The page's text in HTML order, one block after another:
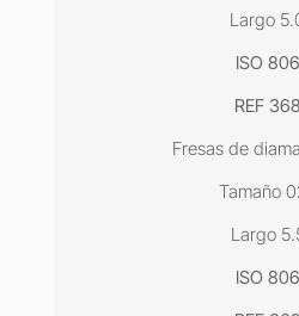
Largo
ISO 806
REF 368
Fresas de
Tamaño
Largo
ISO 806